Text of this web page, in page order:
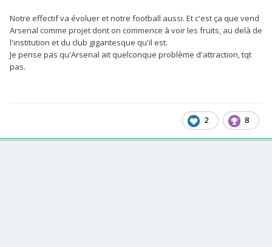
Notre effectif va évoluer et notre football aussi. Et c'est ça que vend
Arsenal comme projet dont on commence à voir les fruits, au delà de
l'institution et du club gigantesque qu'il est.
Je pense pas qu'Arsenal ait quelconque problème d'attraction, tqt
pas.
2 8